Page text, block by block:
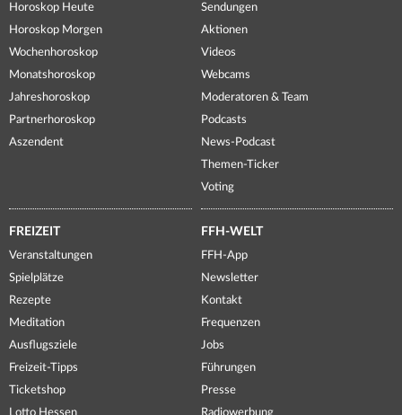
Horoskop Heute
Horoskop Morgen
Wochenhoroskop
Monatshoroskop
Jahreshoroskop
Partnerhoroskop
Aszendent
Sendungen
Aktionen
Videos
Webcams
Moderatoren & Team
Podcasts
News-Podcast
Themen-Ticker
Voting
FREIZEIT
Veranstaltungen
Spielplätze
Rezepte
Meditation
Ausflugsziele
Freizeit-Tipps
Ticketshop
Lotto Hessen
FFH-WELT
FFH-App
Newsletter
Kontakt
Frequenzen
Jobs
Führungen
Presse
Radiowerbung